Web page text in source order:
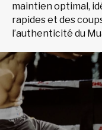
maintien optimal,
rapides et des
l’authenticité du